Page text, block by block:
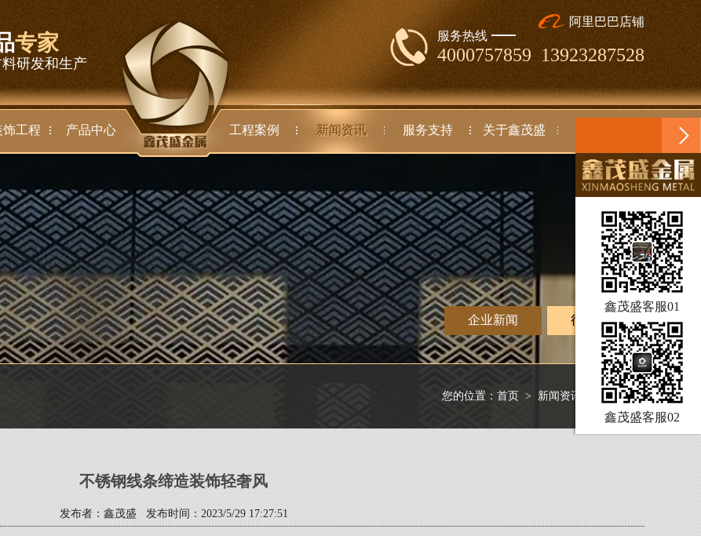
专家
研发和生产
服务热线
4000757859 13923287528
阿里巴巴店铺
工程 产品中心 工程案例 新闻资讯 服务支持 关于鑫茂盛
企业新闻 行业动态
您的位置： 首页 > 新闻资讯 行业资讯
不锈钢线条缔造装饰轻奢风
发布者：鑫茂盛 发布时间：2023/5/29 17:27:51
鑫茂盛客服01
鑫茂盛客服02